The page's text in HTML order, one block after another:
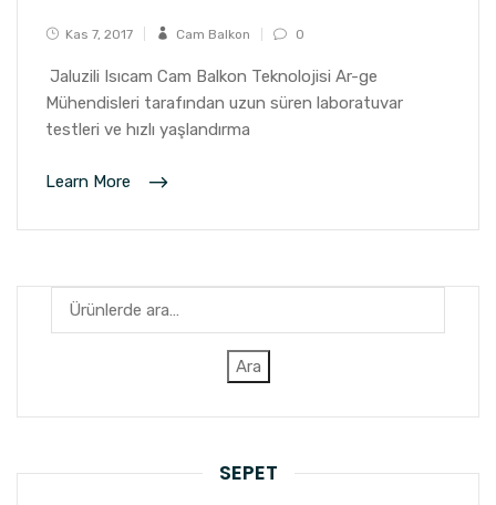
Kas 7, 2017 Cam Balkon 0
Jaluzili Isıcam Cam Balkon Teknolojisi Ar-ge
Mühendisleri tarafından uzun süren laboratuvar
testleri ve hızlı yaşlandırma
Learn More
Ara:
Ara
SEPET